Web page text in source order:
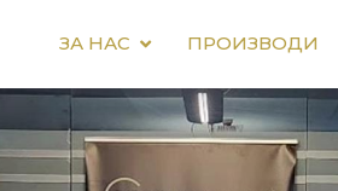
ЗА НАС ПРОИЗВОДИ